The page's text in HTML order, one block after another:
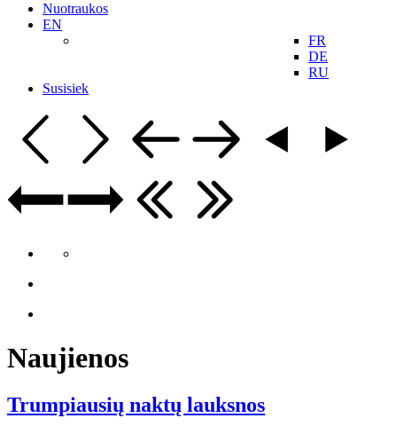
Nuotraukos
EN
FR
DE
RU
Susisiek
Naujienos
Trumpiausių naktų lauksnos